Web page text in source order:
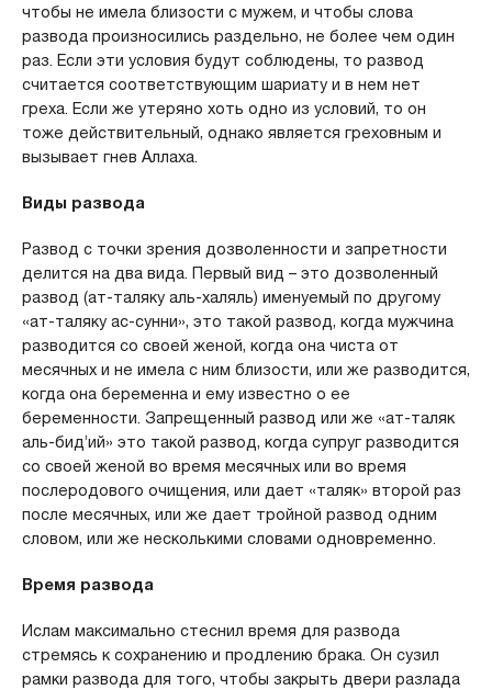
чтобы не имела близости с мужем, и чтобы слова
развода произносились раздельно, не более чем один
раз. Если эти условия будут соблюдены, то развод
считается соответствующим шариату и в нем нет
греха. Если же утеряно хоть одно из условий, то он
тоже действительный, однако является греховным и
вызывает гнев Аллаха.
Виды развода
Развод с точки зрения дозволенности и запретности
делится на два вида. Первый вид – это дозволенный
развод (ат-таляку аль-халяль) именуемый по другому
«ат-таляку ас-сунни», это такой развод, когда мужчина
разводится со своей женой, когда она чиста от
месячных и не имела с ним близости, или же разводится,
когда она беременна и ему известно о ее
беременности. Запрещенный развод или же «ат-таляк
аль-бид’ий» это такой развод, когда супруг разводится
со своей женой во время месячных или во время
послеродового очищения, или дает «таляк» второй раз
после месячных, или же дает тройной развод одним
словом, или же несколькими словами одновременно.
Время развода
Ислам максимально стеснил время для развода
стремясь к сохранению и продлению брака. Он сузил
рамки развода для того, чтобы закрыть двери разлада